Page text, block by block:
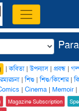
|কবিতা|উপন্যাস| প্রবন্ধ |
রম্যরচনা|শিশু |শিশু/কিশোর|
| Cinema | Memoir|
Magazine Subscription